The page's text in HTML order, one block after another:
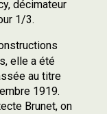
décimateur
1/3.
elle a été
au titre
1919.
Brunet, on